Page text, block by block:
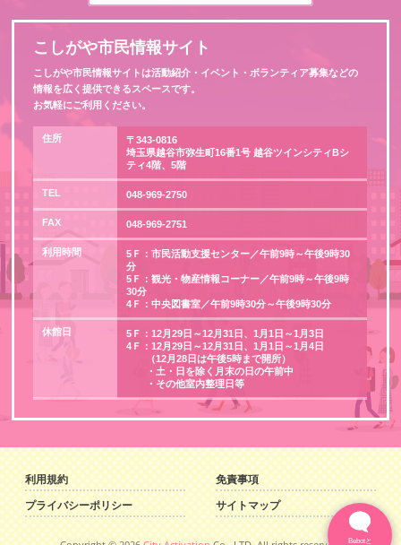
こしがや市民情報サイト
こしがや市民情報サイトは活動紹介・イベント・ボランティア募集などの
情報を広く提供できるスペースです。
お気軽にご利用ください。
住所
〒343-0816
埼玉県越谷市弥生町16番1号 越谷ツインシティBシ
ティ4階、5階
TEL 048-969-2750
FAX 048-969-2751
利用時間
5Ｆ：市民活動支援センター／午前9時～午後9時30
分
5Ｆ：観光・物産情報コーナー／午前9時～午後9時
30分
4Ｆ：中央図書室／午前9時30分～午後9時30分
休館日
5Ｆ：12月29日～12月31日、1月1日～1月3日
4Ｆ：12月29日～12月31日、1月1日～1月4日
（12月28日は午後5時まで開所）
・土・日を除く月末の日の午前中
・その他室内整理日等
利用規約 免責事項
プライバシーポリシー サイトマップ
Bebotと